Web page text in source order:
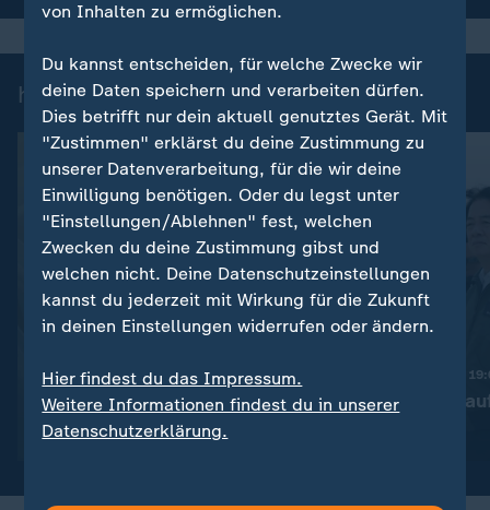
heute 19:00 Uhr: Einzelbeiträge
Trotz Krieg:
Leihmutterschaft in der
Ukraine
Video1:38
Nachrichten | heute
Taiwan rüstet
von Inhalten zu ermöglichen.
Du kannst entscheiden, für welche Zwecke wir
deine Daten speichern und verarbeiten dürfen.
Dies betrifft nur dein aktuell genutztes Gerät. Mit
"Zustimmen" erklärst du deine Zustimmung zu
unserer Datenverarbeitung, für die wir deine
Einwilligung benötigen. Oder du legst unter
"Einstellungen/Ablehnen" fest, welchen
Zwecken du deine Zustimmung gibst und
welchen nicht. Deine Datenschutzeinstellungen
kannst du jederzeit mit Wirkung für die Zukunft
in deinen Einstellungen widerrufen oder ändern.
Hier findest du das Impressum.
Weitere Informationen findest du in unserer
Datenschutzerklärung.